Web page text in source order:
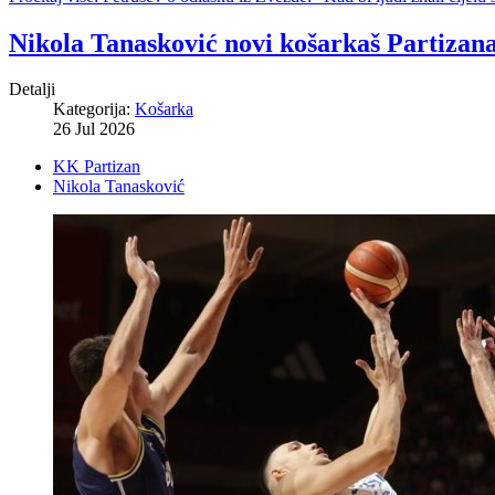
Nikola Tanasković novi košarkaš
Detalji
Kategorija: Košarka
26 Jul 2026
KK Partizan
Nikola Tanasković